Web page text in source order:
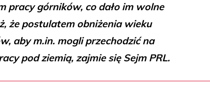
pracy górników, co dało im wolne
że postulatem obniżenia wieku
aby m.in. mogli przechodzić na
pod ziemią, zajmie się Sejm PRL.